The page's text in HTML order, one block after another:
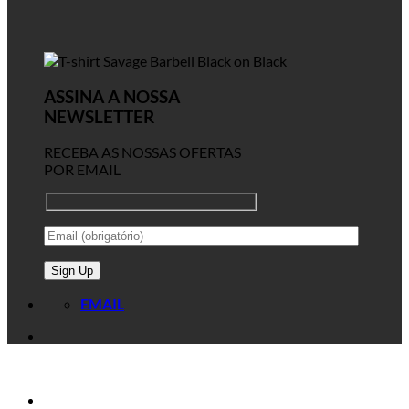
ASSINA A NOSSA
NEWSLETTER
RECEBA AS NOSSAS OFERTAS
POR EMAIL
EMAIL